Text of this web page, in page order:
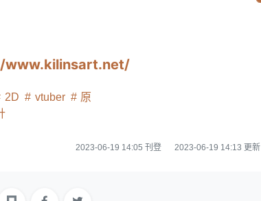
2D vtuber
原
2023-06-19 14:05 刊登 2023-06-19 14:13 更新